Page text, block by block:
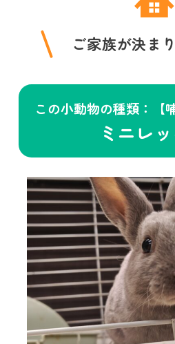
ご家族が決ま
この小動物の種類：【
ミニレ